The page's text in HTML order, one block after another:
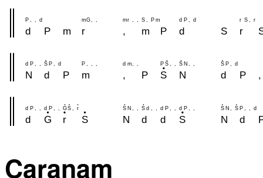
P d mG mr S P m d P d r S r
d P m r , m P d S r
d P , , S P , d P , , , d m, , P S , , S N , , S P , d
N d P m , P S N d P ,
d P d P GS r S N S d d P d P S N S P d
d G r S N d d S N d
Caranam